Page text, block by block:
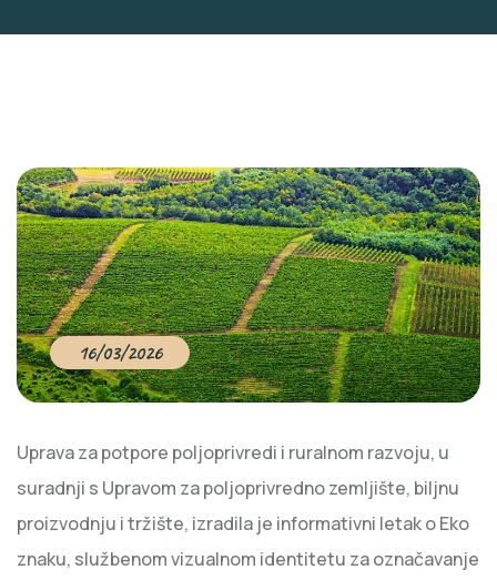
16/03/2026
Uprava za potpore poljoprivredi i ruralnom razvoju, u
suradnji s Upravom za poljoprivredno zemljište, biljnu
proizvodnju i tržište, izradila je informativni letak o Eko
znaku, službenom vizualnom identitetu za označavanje